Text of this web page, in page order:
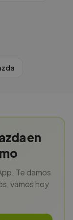
en
Te damos
vamos hoy